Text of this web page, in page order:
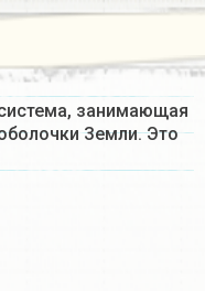
занимающая
Земли. Это